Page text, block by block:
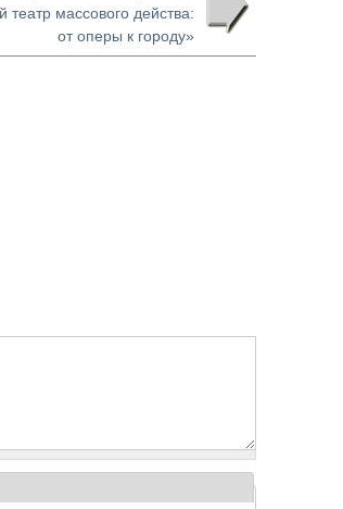
театр массового действа:
от оперы к городу»